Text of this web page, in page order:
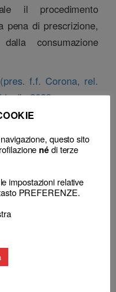
il procedimento
pena di prescrizione,
consumazione
f.f. Corona, rel.
luglio 2023
n. 155 del 25 Luglio
questo sito
nédi terze
impostazioni relative
PREFERENZE.